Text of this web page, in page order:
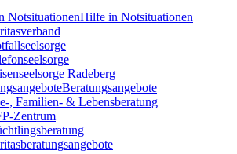
Hilfe in Notsituationen
Radeberg
Beratungsangebote
, Familien- & Lebensberatung
Zentrum